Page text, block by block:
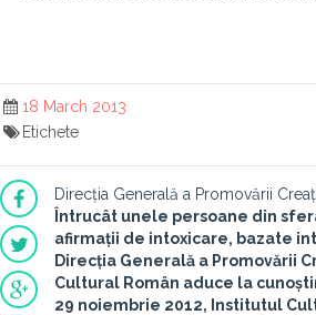
18 March 2013
Etichete
Direcția Generală a Promovării
Întrucât unele persoane din
afirmații de intoxicare, bazate
Direcția Generală a Promovării
Cultural Român aduce la
29 noiembrie 2012, Institutul